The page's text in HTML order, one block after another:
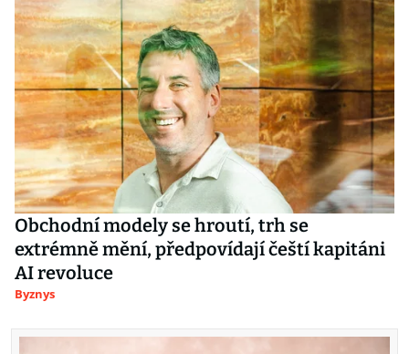
Obchodní modely se hroutí, trh se
extrémně mění, předpovídají čeští kapitáni
AI revoluce
Byznys